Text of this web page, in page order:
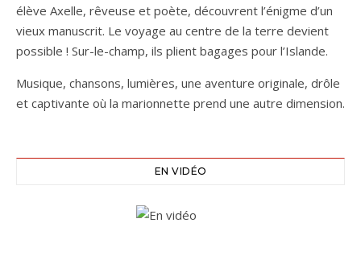
élève Axelle, rêveuse et poète, découvrent l’énigme d’un
vieux manuscrit. Le voyage au centre de la terre devient
possible ! Sur-le-champ, ils plient bagages pour l’Islande.
Musique, chansons, lumières, une aventure originale, drôle
et captivante où la marionnette prend une autre dimension.
EN VIDÉO